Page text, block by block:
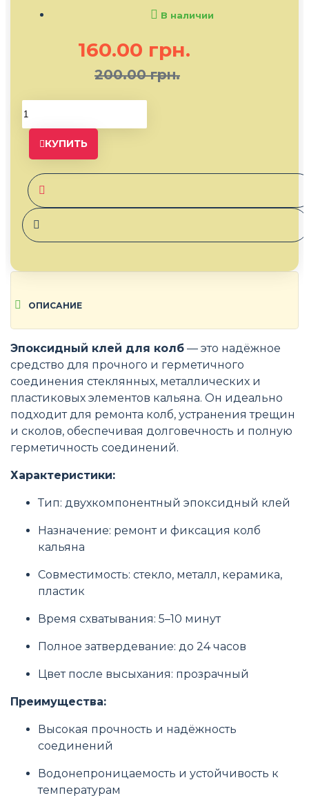
160.00 грн.
200.00 грн.
В наличии
КУПИТЬ
ОПИСАНИЕ
Эпоксидный клей для колб — это надёжное
средство для прочного и герметичного
соединения стеклянных, металлических и
пластиковых элементов кальяна. Он идеально
подходит для ремонта колб, устранения трещин
и сколов, обеспечивая долговечность и полную
герметичность соединений.
Характеристики:
Тип: двухкомпонентный эпоксидный клей
Назначение: ремонт и фиксация колб
кальяна
Совместимость: стекло, металл, керамика,
пластик
Время схватывания: 5–10 минут
Полное затвердевание: до 24 часов
Цвет после высыхания: прозрачный
Преимущества:
Высокая прочность и надёжность
соединений
Водонепроницаемость и устойчивость к
температурам